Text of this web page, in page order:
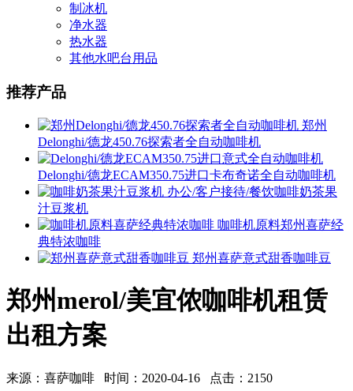
制冰机
净水器
热水器
其他水吧台用品
推荐产品
郑州
Delonghi/德龙450.76探索者全自动咖啡机
Delonghi/德龙ECAM350.75进口卡布奇诺全自动咖啡机
办公/客户接待/餐饮咖啡奶茶果
汁豆浆机
咖啡机原料郑州喜萨经
典特浓咖啡
郑州喜萨意式甜香咖啡豆
郑州merol/美宜侬咖啡机租赁
出租方案
来源：喜萨咖啡 时间：2020-04-16 点击：2150